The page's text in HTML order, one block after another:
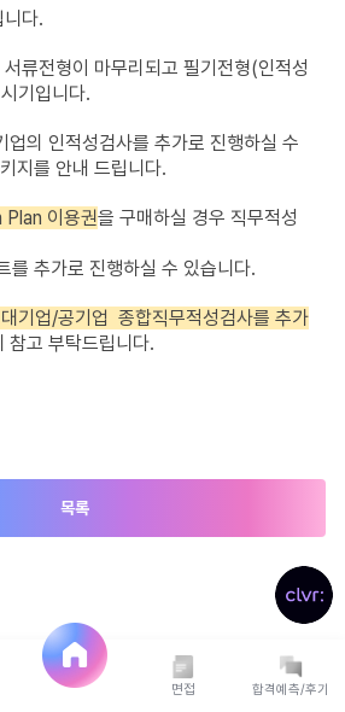
다.
류전형이 마무리되고 필기전형(인적성
기입니다.
업의 인적성검사를 추가로 진행하실 수
지를 안내 드립니다.
이용권을 구매하실 경우 직무적성
를 추가로 진행하실 수 있습니다.
기업/공기업 종합직무적성검사를 추가
참고 부탁드립니다.
목록
면접 합격예측/후기